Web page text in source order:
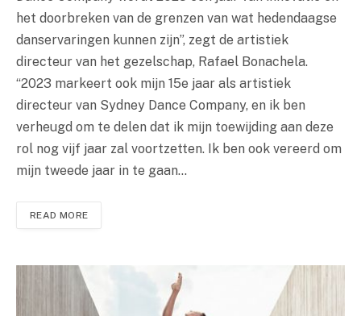
het doorbreken van de grenzen van wat hedendaagse
danservaringen kunnen zijn”, zegt de artistiek
directeur van het gezelschap, Rafael Bonachela.
“2023 markeert ook mijn 15e jaar als artistiek
directeur van Sydney Dance Company, en ik ben
verheugd om te delen dat ik mijn toewijding aan deze
rol nog vijf jaar zal voortzetten. Ik ben ook vereerd om
mijn tweede jaar in te gaan…
READ MORE